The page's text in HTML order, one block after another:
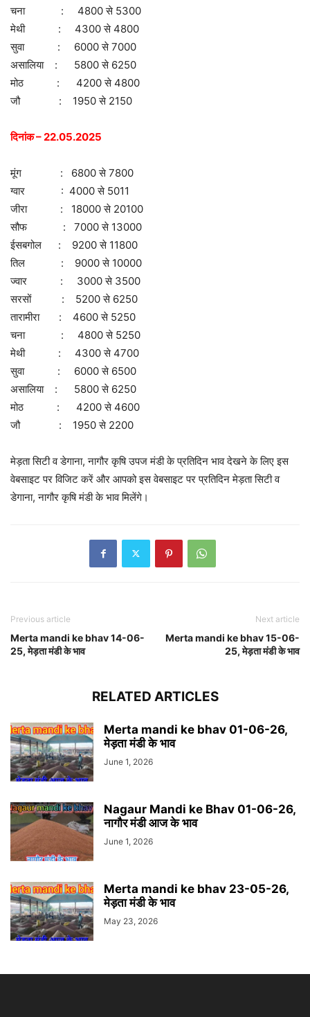
चना : 4800 से 5300
मेथी : 4300 से 4800
सुवा : 6000 से 7000
असालिया : 5800 से 6250
मोठ : 4200 से 4800
जौ : 1950 से 2150
दिनांक – 22.05.2025
मूंग : 6800 से 7800
ग्वार : 4000 से 5011
जीरा : 18000 से 20100
सौफ : 7000 से 13000
ईसबगोल : 9200 से 11800
तिल : 9000 से 10000
ज्वार : 3000 से 3500
सरसों : 5200 से 6250
तारामीरा : 4600 से 5250
चना : 4800 से 5250
मेथी : 4300 से 4700
सुवा : 6000 से 6500
असालिया : 5800 से 6250
मोठ : 4200 से 4600
जौ : 1950 से 2200
मेड़ता सिटी व डेगाना, नागौर कृषि उपज मंडी के प्रतिदिन भाव देखने के लिए इस
वेबसाइट पर विजिट करें और आपको इस वेबसाइट पर प्रतिदिन मेड़ता सिटी व
डेगाना, नागौर कृषि मंडी के भाव मिलेंगे।
Previous article
Merta mandi ke bhav 14-06-
25, मेड़ता मंडी के भाव
Next article
Merta mandi ke bhav 15-06-
25, मेड़ता मंडी के भाव
RELATED ARTICLES
Merta mandi ke bhav 01-06-26,
मेड़ता मंडी के भाव
June 1, 2026
Nagaur Mandi ke Bhav 01-06-26,
नागौर मंडी आज के भाव
June 1, 2026
Merta mandi ke bhav 23-05-26,
मेड़ता मंडी के भाव
May 23, 2026